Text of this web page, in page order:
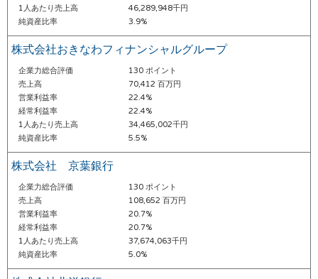
1人あたり売上高
46,289,948千円
純資産比率
3.9%
株式会社おきなわフィナンシャルグループ
企業力総合評価
130 ポイント
売上高
70,412 百万円
営業利益率
22.4%
経常利益率
22.4%
1人あたり売上高
34,465,002千円
純資産比率
5.5%
株式会社 京葉銀行
企業力総合評価
130 ポイント
売上高
108,652 百万円
営業利益率
20.7%
経常利益率
20.7%
1人あたり売上高
37,674,063千円
純資産比率
5.0%